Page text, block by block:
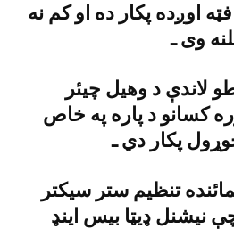
دے نو لاندې لاره ١٢ فټه اوږده پکار ده او کم نه
وى ـ
لاندې د وهيل چيئر
کسانو د پاره په خاص
پکار دي ـ
تنظيم ستر سيکتر
نيشنل ډيټا بيس اينډ